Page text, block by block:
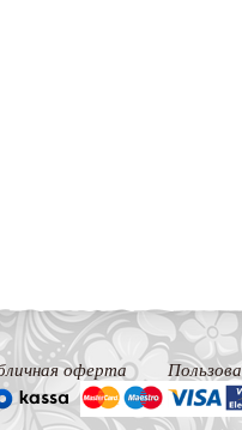
оферта